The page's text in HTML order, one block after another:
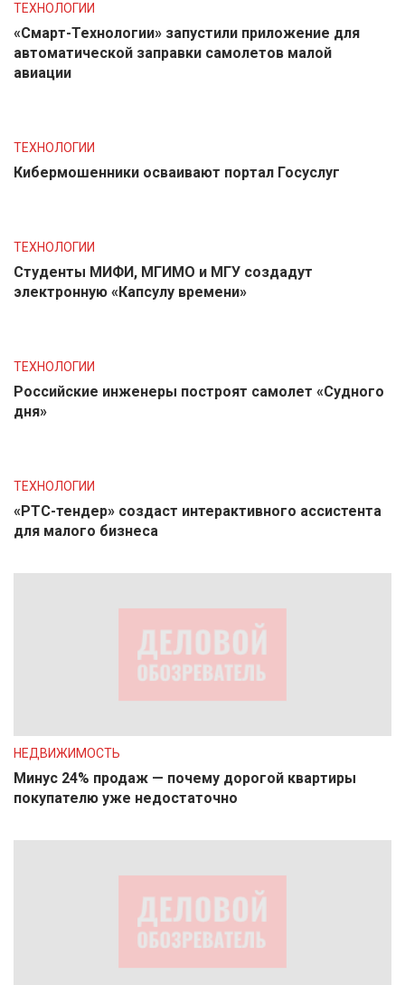
ТЕХНОЛОГИИ
«Смарт-Технологии» запустили приложение для
автоматической заправки самолетов малой
авиации
ТЕХНОЛОГИИ
Кибермошенники осваивают портал Госуслуг
ТЕХНОЛОГИИ
Студенты МИФИ, МГИМО и МГУ создадут
электронную «Капсулу времени»
ТЕХНОЛОГИИ
Российские инженеры построят самолет «Судного
дня»
ТЕХНОЛОГИИ
«РТС-тендер» создаст интерактивного ассистента
для малого бизнеса
НЕДВИЖИМОСТЬ
Минус 24% продаж — почему дорогой квартиры
покупателю уже недостаточно